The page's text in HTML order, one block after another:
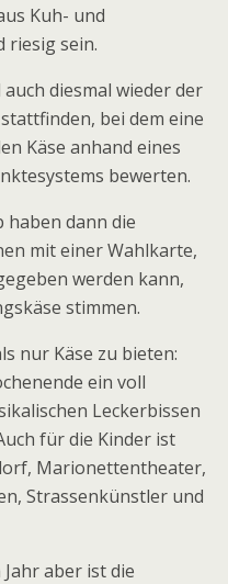
Kuh- und
riesig sein.
diesmal wieder der
bei dem eine
Käse anhand eines
bewerten.
haben dann die
mit einer Wahlkarte,
werden kann,
stimmen.
nur Käse zu bieten:
ein voll
Leckerbissen
für die Kinder ist
Marionettentheater,
Strassenkünstler und
aber ist die